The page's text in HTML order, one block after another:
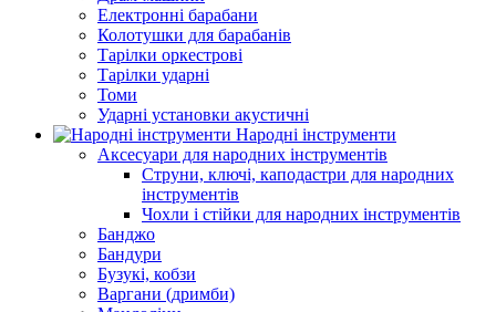
Електронні барабани
Колотушки для барабанів
Тарілки оркестрові
Тарілки ударні
Томи
Ударні установки акустичні
Народні інструменти
Аксесуари для народних інструментів
Струни, ключі, каподастри для народних
інструментів
Чохли і стійки для народних інструментів
Банджо
Бандури
Бузукі, кобзи
Варгани (дримби)